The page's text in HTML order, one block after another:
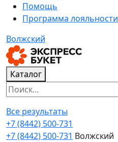
Помощь
Программа лояльности
Волжский
Каталог
Все результаты
+7 (8442) 500-731
+7 (8442) 500-731 Волжский